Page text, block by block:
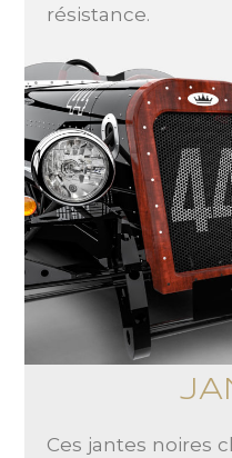
résistance.
Ces jantes noires